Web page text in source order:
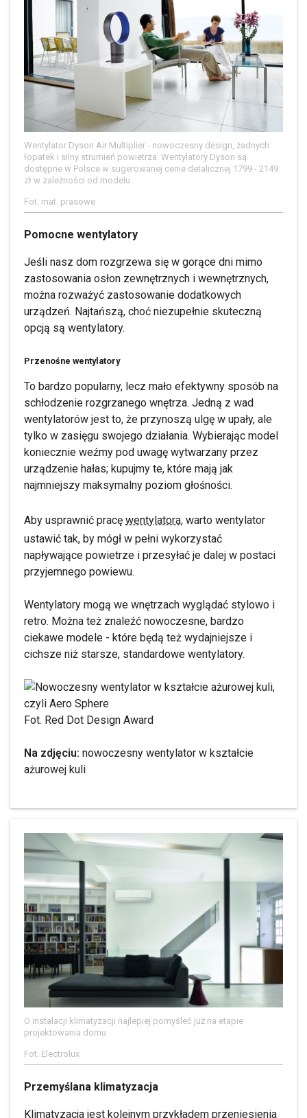
Wentylator Dyson Air Multiplier - nowoczesny design, żadnych
łopatek i silny strumień powietrza. Wentylatory Dyson są
dostępne w Polsce w sugerowanej cenie detalicznej 1799 - 2149
zł w zależności od modelu
Fot. mat. prasowe
Pomocne wentylatory
Jeśli nasz dom rozgrzewa się w gorące dni mimo
zastosowania osłon zewnętrznych i wewnętrznych,
można rozważyć zastosowanie dodatkowych
urządzeń. Najtańszą, choć niezupełnie skuteczną
opcją są wentylatory.
Przenośne wentylatory
To bardzo popularny, lecz mało efektywny sposób na
schłodzenie rozgrzanego wnętrza. Jedną z wad
wentylatorów jest to, że przynoszą ulgę w upały, ale
tylko w zasięgu swojego działania. Wybierając model
koniecznie weźmy pod uwagę wytwarzany przez
urządzenie hałas; kupujmy te, które mają jak
najmniejszy maksymalny poziom głośności.
Aby usprawnić pracę wentylatora, warto wentylator
ustawić tak, by mógł w pełni wykorzystać
napływające powietrze i przesyłać je dalej w postaci
przyjemnego powiewu.
Wentylatory mogą we wnętrzach wyglądać stylowo i
retro. Można też znaleźć nowoczesne, bardzo
ciekawe modele - które będą też wydajniejsze i
cichsze niż starsze, standardowe wentylatory.
Fot. Red Dot Design Award
Na zdjęciu: nowoczesny wentylator w kształcie
ażurowej kuli
O instalacji klimatyzacji najlepiej pomyśleć już na etapie
projektowania domu
Fot. Electrolux
Przemyślana klimatyzacja
Klimatyzacja jest kolejnym przykładem przeniesienia